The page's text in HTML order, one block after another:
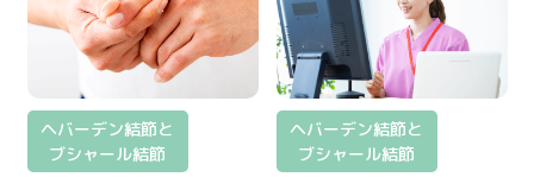
ヘバーデン結節と
ブシャール結節
ヘバーデン結節と
ブシャール結節